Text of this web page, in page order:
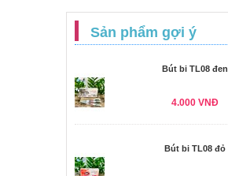
Sản phẩm gợi ý
Bút bi TL08 đen
4.000 VNĐ
Bút bi TL08 đỏ